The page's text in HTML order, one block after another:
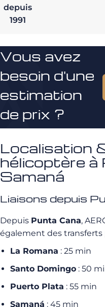
depuis
1991
Vous avez
besoin d'une
estimation
de prix ?
Localisation
hélicoptère à
Samaná
Liaisons depuis
Depuis Punta Cana,
également des transferts
La Romana : 25 min
Santo Domingo : 50
Puerto Plata : 55 min
Samaná : 45 min